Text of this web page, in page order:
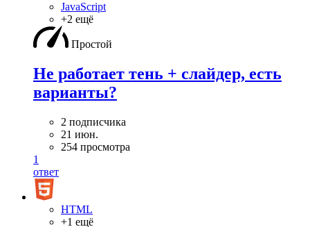
JavaScript
+2 ещё
Простой
Не работает тень + слайдер, есть
варианты?
2 подписчика
21 июн.
254 просмотра
1
ответ
HTML
+1 ещё